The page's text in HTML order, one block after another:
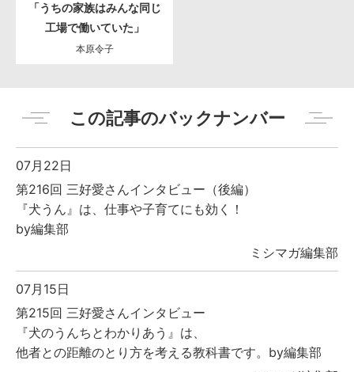
「うちの家族はみんな同じ
工場で働いていた」
本原令子
この記事のバックナンバー
07月22日
第216回 三好愛さんインタビュー（後編）
『犬うん』は、仕事や子育てにも効く！
by編集部
ミシマガ編集部
07月15日
第215回 三好愛さんインタビュー
『犬のうんちとわかりあう』は、
他者との距離のとり方を考える教科書です。by編集部